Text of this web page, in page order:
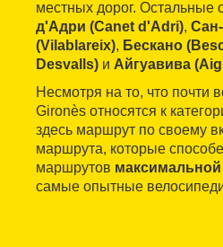
местных дорог. Остальные
д'Адри (Canet d'Adri),
(Vilablareix), Бескано
Desvalls) и Айгуавива
Несмотря на то, что почти
Gironès относятся к
здесь маршрут по своему
маршрута, которые
маршрутов
самые опытные